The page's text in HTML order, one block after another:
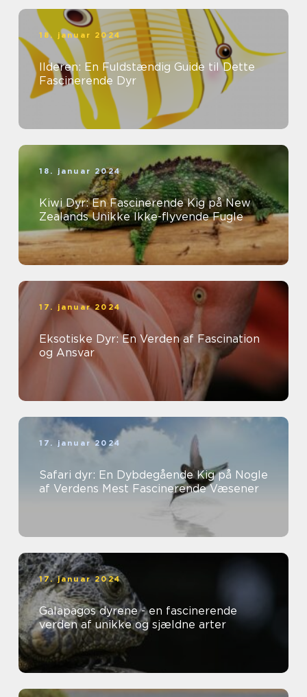
18. januar 2024
Ilderen: En Fuldstændig Guide til Dette
Fascinerende Dyr
18. januar 2024
Kiwi Dyr: En Fascinerende Kig på New
Zealands Unikke Ikke-flyvende Fugle
17. januar 2024
Eksotiske Dyr: En Verden af Fascination
og Ansvar
17. januar 2024
Safari dyr: En Dybdegående Kig på Nogle
af Verdens Mest Fascinerende Væsener
17. januar 2024
Galapagos dyrene - en fascinerende
verden af unikke og sjældne arter